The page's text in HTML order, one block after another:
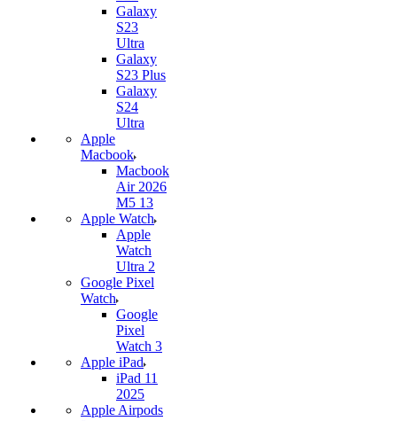
Galaxy
S23
Ultra
Galaxy
S23 Plus
Galaxy
S24
Ultra
Apple
Macbook
Macbook
Air 2026
M5 13
Apple Watch
Apple
Watch
Ultra 2
Google Pixel
Watch
Google
Pixel
Watch 3
Apple iPad
iPad 11
2025
Apple Airpods